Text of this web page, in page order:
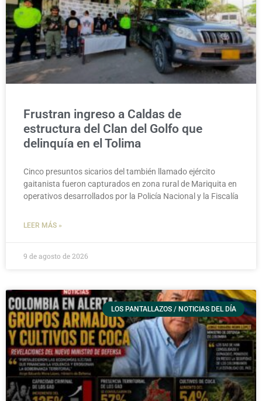
Frustran ingreso a Caldas de
estructura del Clan del Golfo que
delinquía en el Tolima
Cinco presuntos sicarios del también llamado ejército
gaitanista fueron capturados en zona rural de Mariquita en
operativos desarrollados por la Policía Nacional y la Fiscalía
LEER MÁS »
9 de agosto de 2026
LOS PANTALLAZOS / NOTICIAS DEL DÍA